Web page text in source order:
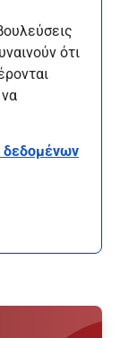
ότι
δεδομένων